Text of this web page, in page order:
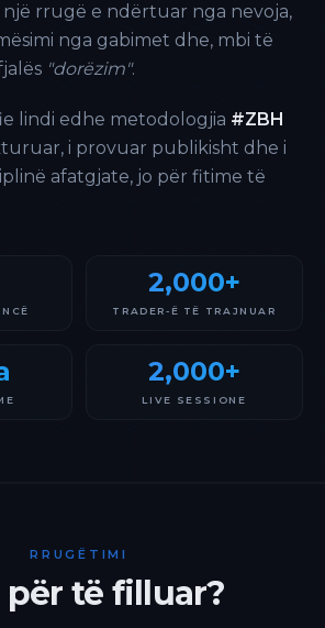
një rrugë e ndërtuar nga nevoja,
nga gabimet dhe, mbi të
"dorëzim".
lindi edhe metodologjia #ZBH
i provuar publikisht dhe i
afatgjate, jo për fitime të
2,000+
TRADER-Ë TË TRAJNUAR
2,000+
LIVE SESSIONE
RRUGËTIMI
për të filluar?